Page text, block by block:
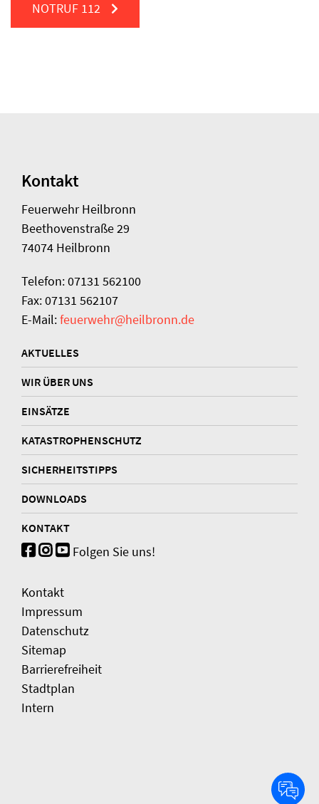
NOTRUF 112
Kontakt
Feuerwehr Heilbronn
Beethovenstraße 29
74074 Heilbronn
Telefon: 07131 562100
Fax: 07131 562107
E-Mail:feuerwehr@heilbronn.de
AKTUELLES
WIR ÜBER UNS
EINSÄTZE
KATASTROPHENSCHUTZ
SICHERHEITSTIPPS
DOWNLOADS
KONTAKT
Folgen Sie uns!
Kontakt
Impressum
Datenschutz
Sitemap
Barrierefreiheit
Stadtplan
Intern